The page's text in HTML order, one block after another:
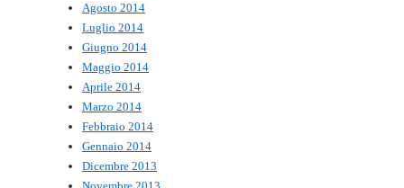
Agosto 2014
Luglio 2014
Giugno 2014
Maggio 2014
Aprile 2014
Marzo 2014
Febbraio 2014
Gennaio 2014
Dicembre 2013